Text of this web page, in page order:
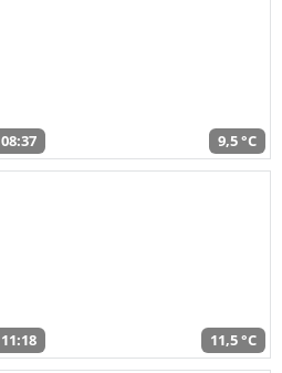
08:37 9,5 °C
11:18 11,5 °C